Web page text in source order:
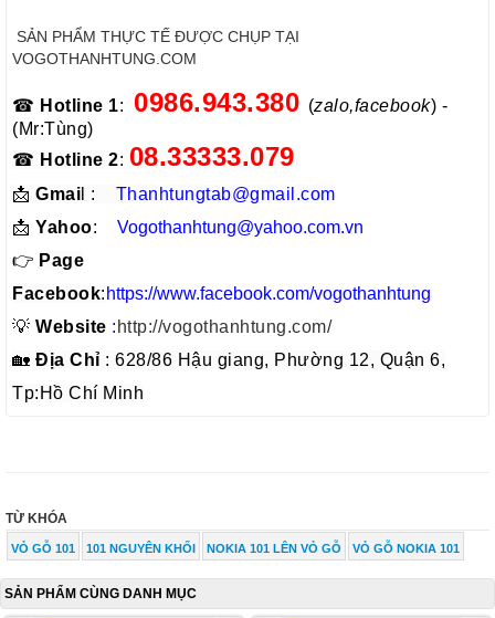
SẢN PHẨM THỰC TẾ ĐƯỢC CHỤP TẠI
VOGOTHANHTUNG.COM
☎ Hotline 1: 0986.943.380 (zalo,facebook) -
(Mr:Tùng)
☎ Hotline 2: 08.33333.079
📩 Gmai l : Thanhtungtab@gmail.com
📩 Yahoo: Vogothanhtung@yahoo.com.vn
👉 Page
Facebook: https://www.facebook.com/vogothanhtung
💡 Website : http://vogothanhtung.com/
🏡 Địa Chỉ : 628/86 Hậu giang, Phường 12, Quận 6,
Tp:Hồ Chí Minh
TỪ KHÓA
VỎ GỖ 101 101 NGUYÊN KHỐI NOKIA 101 LÊN VỎ GỖ VỎ GỖ NOKIA 101
SẢN PHẨM CÙNG DANH MỤC